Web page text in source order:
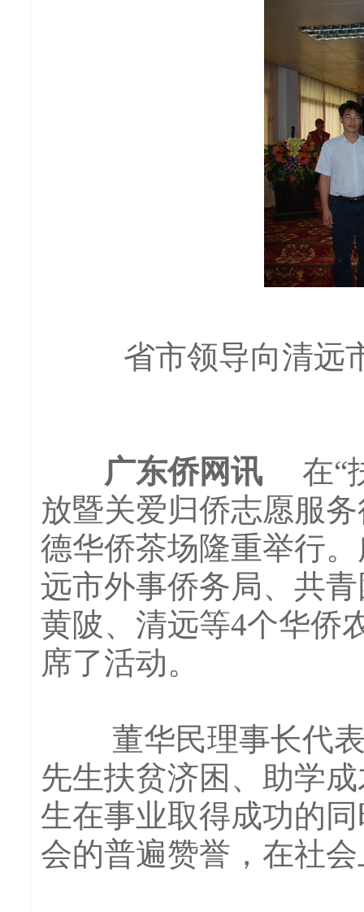
省市领导向清远
广东侨网讯 在“
放暨关爱归侨志愿服
德华侨茶场隆重举行
远市外事侨务局、共
黄陂、清远等4个华侨
席了活动。
董华民理事长代表
先生扶贫济困、助学
生在事业取得成功的
会的普遍赞誉，在社